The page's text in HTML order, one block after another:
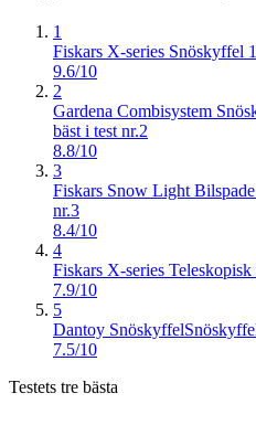
1
Fiskars X-series Snöskyffel
9.6/10
2
Gardena Combisystem
bäst i test nr.2
8.8/10
3
Fiskars Snow Light
nr.3
8.4/10
4
Fiskars X-series
7.9/10
5
Dantoy Snöskyffel
7.5/10
Testets tre bästa